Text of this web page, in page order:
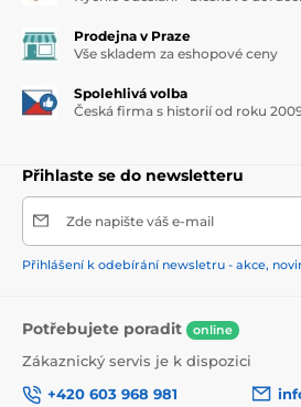
Prodejna v Praze
Vše skladem za eshopové ceny
Spolehlivá volba
Česká firma s historií od roku
Přihlaste se do newsletteru
Zde napište váš e-mail
Přihlášení k odebírání newsletru - akce,
Potřebujete poradit online
Zákaznický servis je k dispozici
+420 603 968 981